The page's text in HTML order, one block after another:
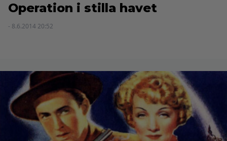
Operation i stilla havet
- 8.6.2014 20:52